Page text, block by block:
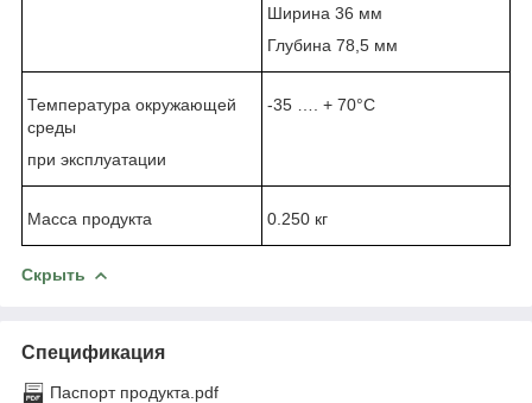
Ширина 36 мм
Глубина 78,5 мм
Температура окружающей
среды
при эксплуатации
-35 …. + 70°C
Масса продукта 0.250 кг
Скрыть
Спецификация
Паспорт продукта.pdf